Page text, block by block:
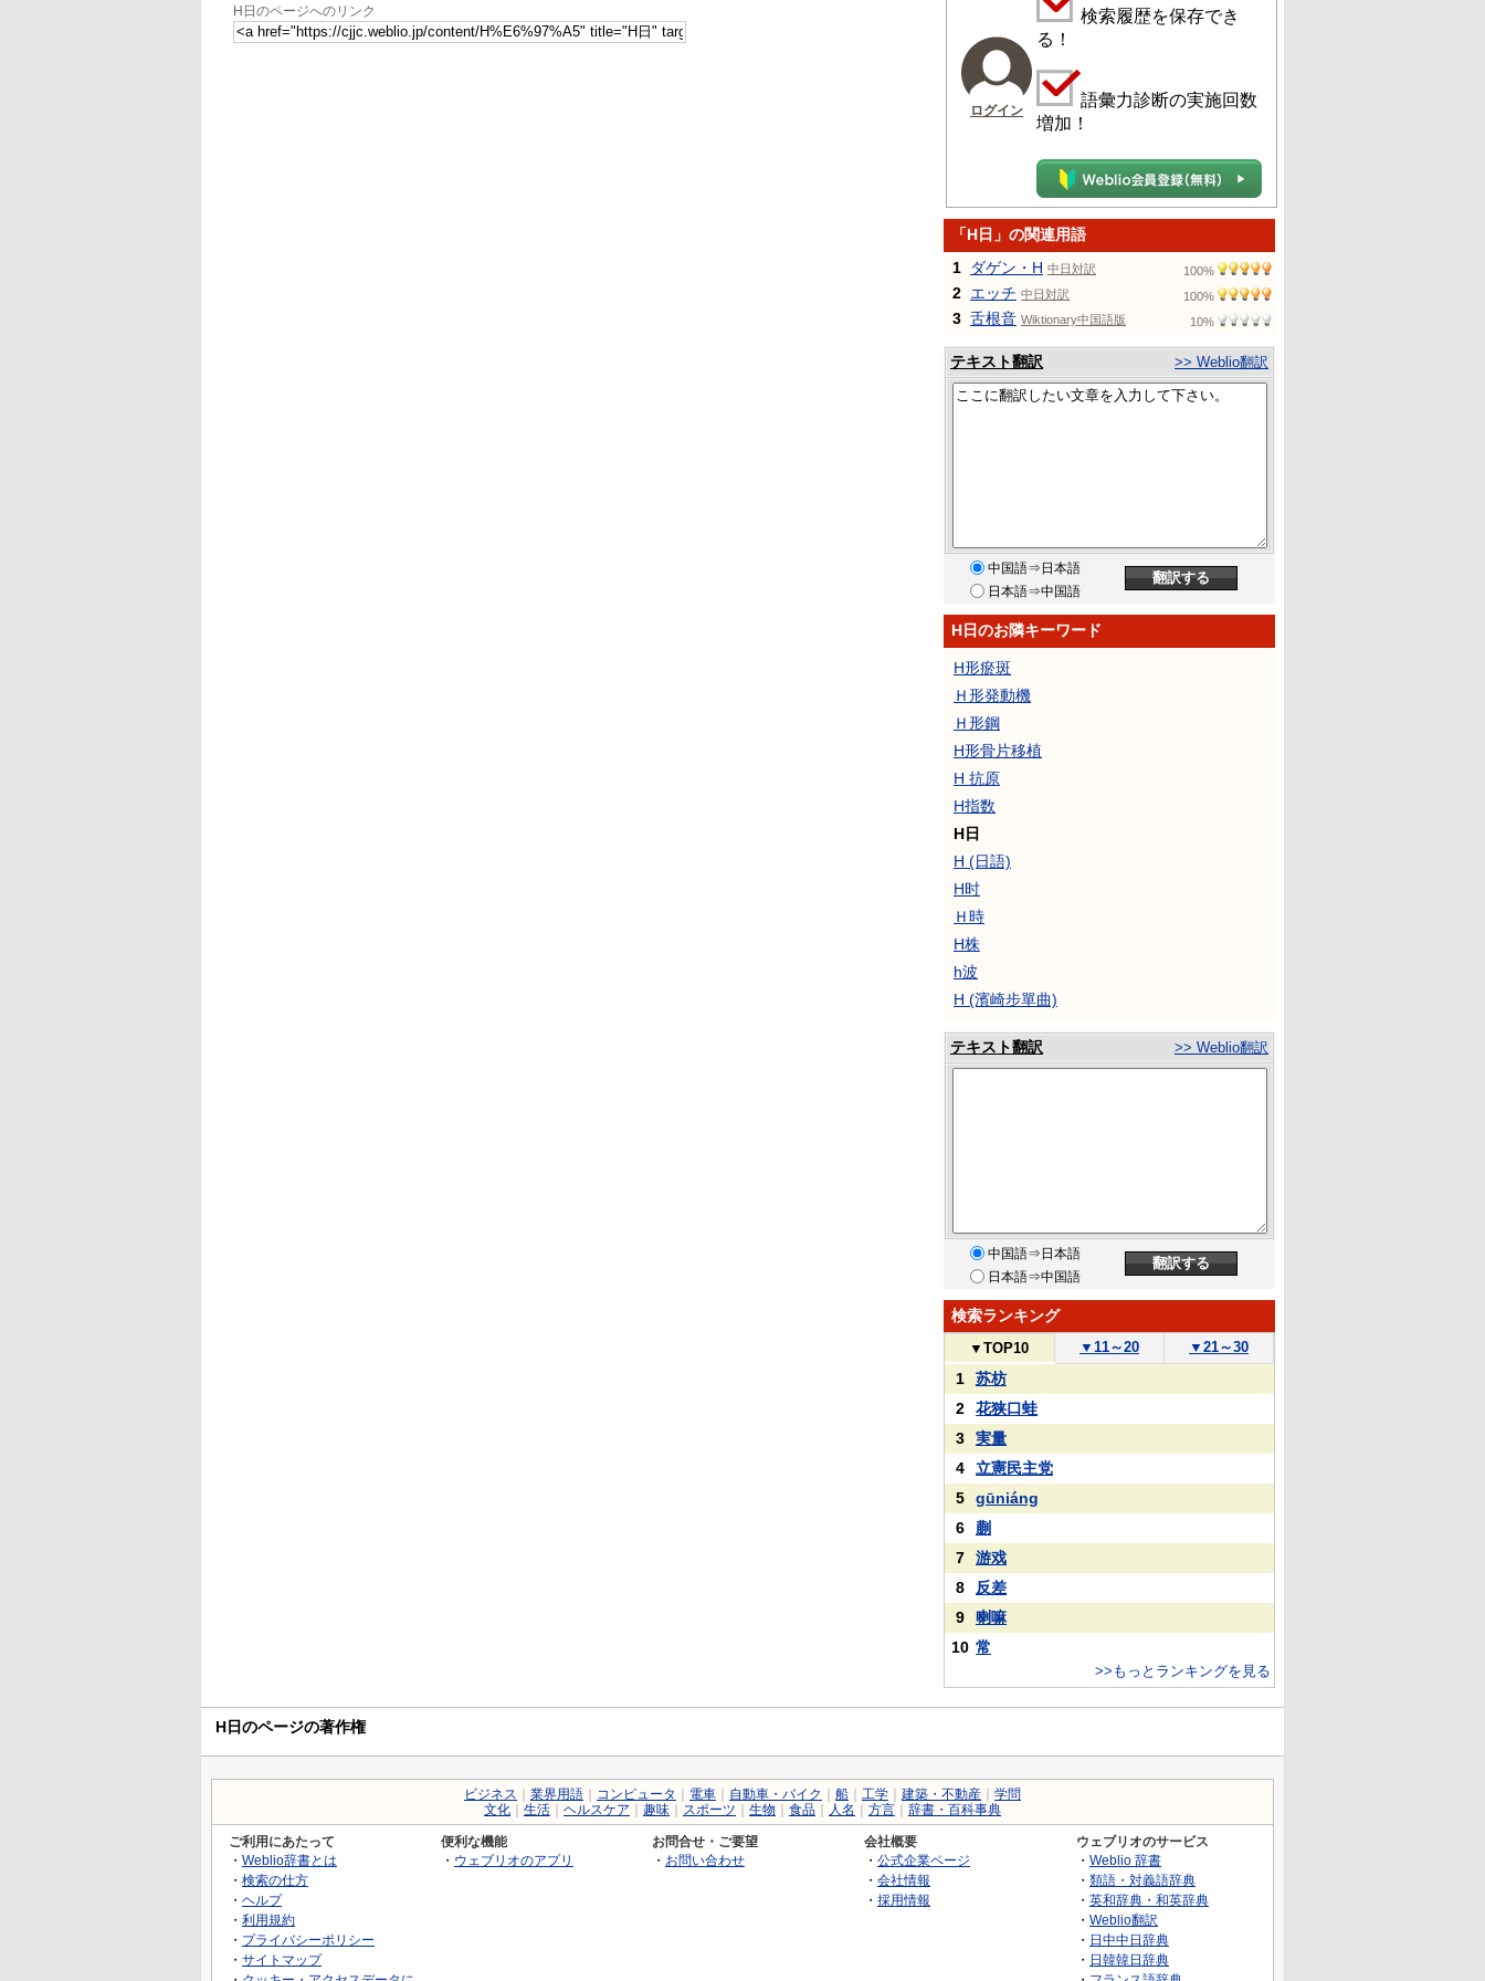
H日のページへのリンク
ログイン
検索履歴を保存でき
る！
語彙力診断の実施回数
増加！
「H日」の関連用語
1
ダゲン・H 中日対訳 100%
2 エッチ 中日対訳 100%
3 舌根音 Wiktionary中国語版 10%
テキスト翻訳 >> Weblio翻訳
中国語⇒日本語
日本語⇒中国語
H日のお隣キーワード
H形瘀斑
Ｈ形発動機
Ｈ形鋼
H形骨片移植
H 抗原
H指数
H日
H (日語)
H时
Ｈ時
H株
h波
H (濱崎步單曲)
テキスト翻訳 >> Weblio翻訳
中国語⇒日本語
日本語⇒中国語
検索ランキング
▼ TOP10 ▼ 11～20 ▼ 21～30
1
苏枋
2
花狭口蛙
3
実量
4
立憲民主党
5
gūniáng
6
蒯
7
游戏
8
反差
9
喇嘛
10 常
>>もっとランキングを見る
H日のページの著作権
ビジネス 業界用語 コンピュータ 電車 自動車・バイク 船 工学 建築・不動産
学問
文化
生活 ヘルスケア 趣味 スポーツ 生物 食品 人名 方言 辞書・百科事典
ご利用にあたって
・ Weblio辞書とは
・ 検索の仕方
・ ヘルプ
・ 利用規約
・ プライバシーポリシー
・ サイトマップ
便利な機能
・ ウェブリオのアプリ
お問合せ・ご要望
・ お問い合わせ
会社概要
・ 公式企業ページ
・ 会社情報
・ 採用情報
ウェブリオのサービス
・ Weblio 辞書
・ 類語・対義語辞典
・ 英和辞典・和英辞典
・ Weblio翻訳
・ 日中中日辞典
・ 日韓韓日辞典